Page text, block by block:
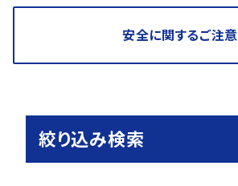
安全に関するご注意
絞り込み検索